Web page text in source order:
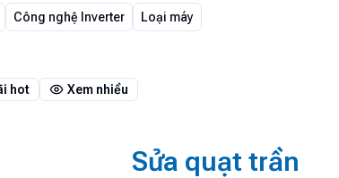
Công nghệ Inverter Loại máy
hot Xem nhiều
Sửa quạt trần